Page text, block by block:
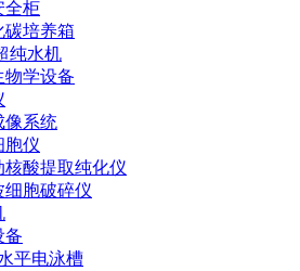
全柜
碳培养箱
纯水机
物学设备
像系统
胞仪
核酸提取纯化仪
细胞破碎仪
备
平电泳槽